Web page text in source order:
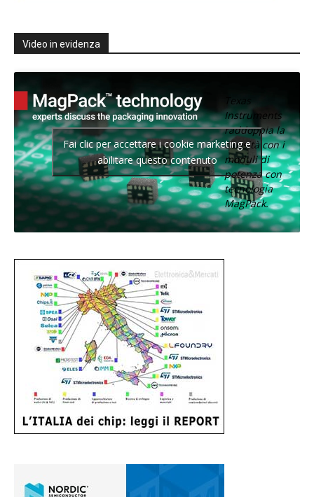
Video in evidenza
Texas
Instruments
raddoppia la
densità con i
moduli di
potenza con
tecnologia
MagPack.
Fai clic per accettare i cookie marketing e
abilitare questo contenuto